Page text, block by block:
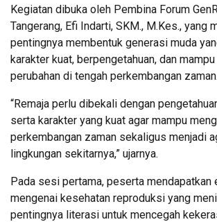
Kegiatan dibuka oleh Pembina Forum
Tangerang, Efi Indarti, SKM., M.Kes., yang
pentingnya membentuk generasi muda
karakter kuat, berpengetahuan, dan
perubahan di tengah perkembangan zaman.
“Remaja perlu dibekali dengan
serta karakter yang kuat agar mampu
perkembangan zaman sekaligus menjadi
lingkungan sekitarnya,” ujarnya.
Pada sesi pertama, peserta mendapatkan
mengenai kesehatan reproduksi yang
pentingnya literasi untuk mencegah